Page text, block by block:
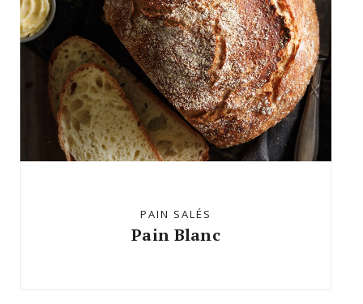
PAIN SALÉS
Pain Blanc